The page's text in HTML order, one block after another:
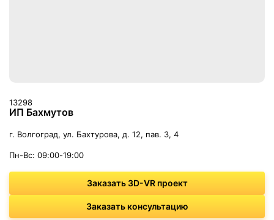
13298
ИП Бахмутов
г. Волгоград, ул. Бахтурова, д. 12, пав. 3, 4
Пн-Вс: 09:00-19:00
Заказать 3D-VR проект
Заказать консультацию